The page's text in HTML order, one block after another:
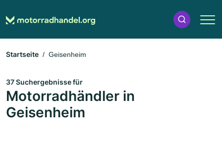
Startseite Geisenheim
37 Suchergebnisse für
Motorradhändler in
Geisenheim